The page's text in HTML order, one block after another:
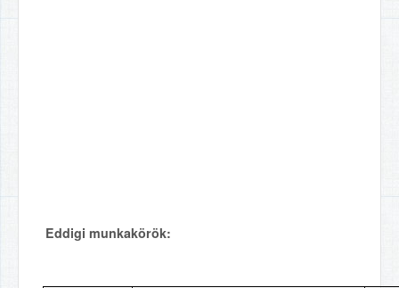
Eddigi munkakörök: